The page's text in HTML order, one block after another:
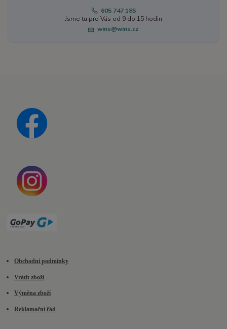
605 747 185
Jsme tu pro Vás od 9 do 15 hodin
wins@wins.cz
Obchodní podmínky
Vrátit zboží
Výměna zboží
Reklamační řád